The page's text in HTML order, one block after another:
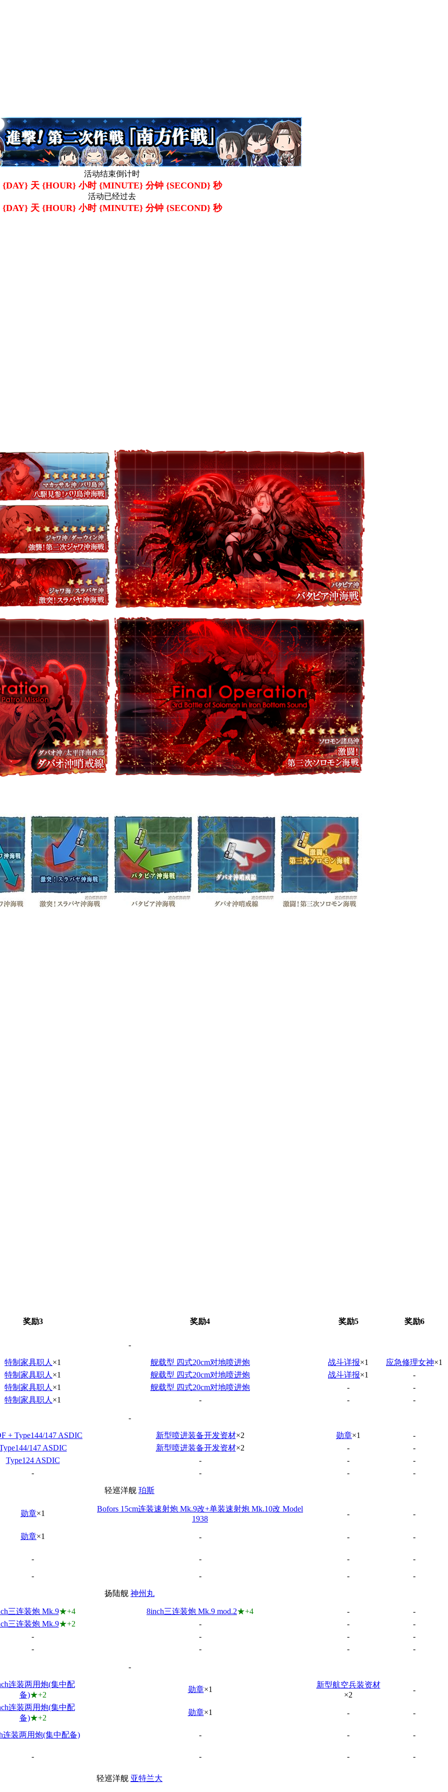
活动结束倒计时
{DAY} 天 {HOUR} 小时 {MINUTE} 分钟 {SECOND} 秒
活动已经过去
{DAY} 天 {HOUR} 小时 {MINUTE} 分钟 {SECOND} 秒
奖励3 奖励4 奖励5 奖励6
-
特制家具职人 ×1 舰载型 四式20cm对地喷进炮 战斗详报×1 应急修理女神×1
特制家具职人 ×1 舰载型 四式20cm对地喷进炮 战斗详报×1
-
特制家具职人 ×1 舰载型 四式20cm对地喷进炮 -
-
特制家具职人 ×1 - - -
-
+ Type144/147 ASDIC 新型喷进装备开发资材×2 勋章×1
-
147 ASDIC
新型喷进装备开发资材×2 -
-
Type124 ASDIC
- -
-
-
- - -
轻巡洋舰 珀斯
勋章×1
Bofors 15cm连装速射炮 Mk.9改+单装速射炮 Mk.10改 Model
1938
- -
勋章×1 - - -
- - -
-
-
- - -
扬陆舰 神州丸
三连装炮 Mk.9★+4 8inch三连装炮 Mk.9 mod.2★+4 -
-
三连装炮 Mk.9★+2 - -
-
-
- -
-
-
- - -
-
连装两用炮(集中配
备)★+2
勋章×1
新型航空兵装资材
×2
-
连装两用炮(集中配
备)★+2
勋章×1 - -
连装两用炮(集中配备) - - -
- - - -
轻巡洋舰 亚特兰大